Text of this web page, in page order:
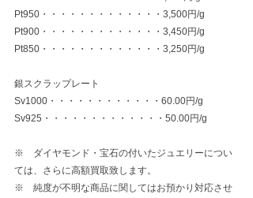
Pt950・・・・・・・・・・・・・3,500円/g
Pt900・・・・・・・・・・・・・3,450円/g
Pt850・・・・・・・・・・・・・3,250円/g
銀スクラップレート
Sv1000・・・・・・・・・・・・60.00円/g
Sv925・・・・・・・・・・・・・50.00円/g
※　ダイヤモンド・宝石の付いたジュエリーについ
ては、さらに高額買取致します。
※　純度が不明な商品に関してはお預かり対応させ